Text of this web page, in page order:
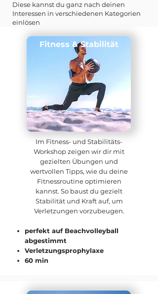
Diese kannst du ganz nach deinen
Interessen in verschiedenen Kategorien
einlösen
Fitness & Stabilität
Im Fitness- und Stabilitäts-
Workshop zeigen wir dir mit
gezielten Übungen und
wertvollen Tipps, wie du deine
Fitnessroutine optimieren
kannst. So baust du gezielt
Stabilität und Kraft auf, um
Verletzungen vorzubeugen.
abgestimmt
Verletzungsprophylaxe
60 min